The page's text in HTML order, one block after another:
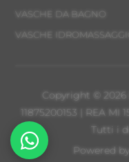
VASCHE DA BAGNO
VASCHE
Copyright © 2026
11875200153 | REA
Tutti i
Powered by